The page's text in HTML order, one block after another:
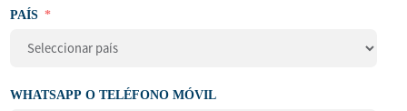
PAÍS
WHATSAPP O TELÉFONO MÓVIL